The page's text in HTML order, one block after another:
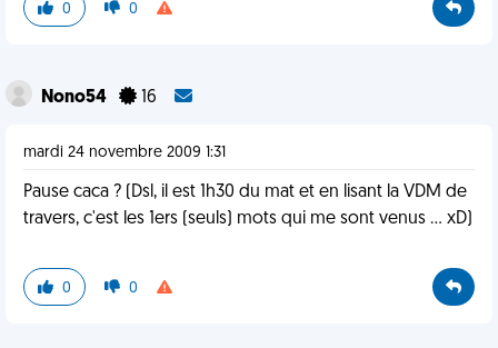
0 0
Nono54 16
mardi 24 novembre 2009 1:31
Pause caca ? (Dsl, il est 1h30 du mat et en lisant la VDM de
travers, c'est les 1ers (seuls) mots qui me sont venus ... xD)
0 0